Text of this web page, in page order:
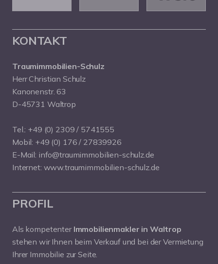
KONTAKT
Traumimmobilien-Schulz
Herr Christian Schulz
Kanonenstr. 63
D-45731 Waltrop
Tel.: +49 (0) 2309 / 5741555
Mobil: +49 (0) 176 / 27839926
E-Mail: info@traumimmobilien-schulz.de
Internet: www.traumimmobilien-schulz.de
PROFIL
Als kompetenter Immobilienmakler in Waltrop
stehen wir Ihnen beim Verkauf und bei der Vermietung
Ihrer Immobilie zur Seite.